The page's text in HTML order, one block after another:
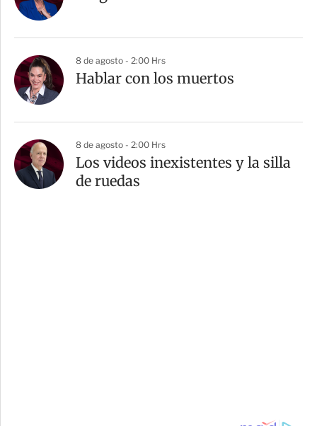
8 de agosto - 2:00 Hrs
Hablar con los muertos
8 de agosto - 2:00 Hrs
Los videos inexistentes y la silla
de ruedas